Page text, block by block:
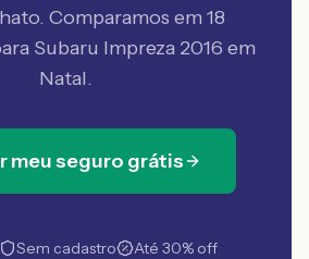
Comparamos em 18
Subaru Impreza 2016 em
Natal.
meu seguro grátis
Sem cadastro Até 30% off